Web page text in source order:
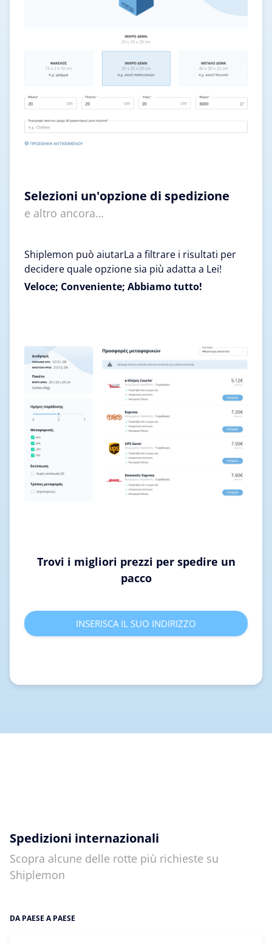
Selezioni un'opzione di spedizione
e altro ancora…
Shiplemon può aiutarLa a filtrare i risultati per
decidere quale opzione sia più adatta a Lei!
Veloce; Conveniente; Abbiamo tutto!
Trovi i migliori prezzi per spedire un
pacco
INSERISCA IL SUO INDIRIZZO
Spedizioni internazionali
Scopra alcune delle rotte più richieste su
Shiplemon
DA PAESE A PAESE